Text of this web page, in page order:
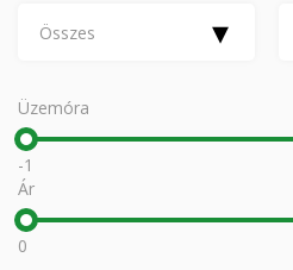
QUIVOGNE
Összes ▾
Üzemóra
-1
Ár
0